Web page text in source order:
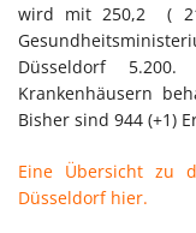
wird mit 250,2 (
Düsseldorf
Krankenhäusern
Bisher sind 944 (+1)
Eine Übersicht zu
Düsseldorf hier.